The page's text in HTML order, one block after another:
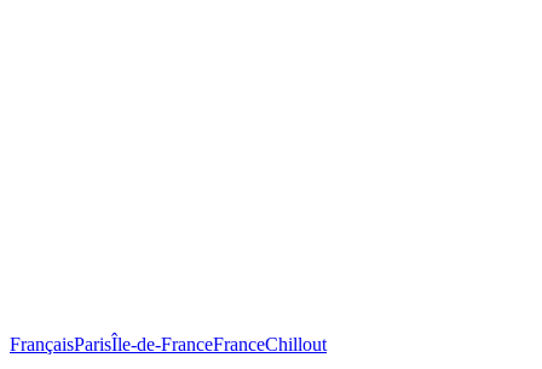
FrançaisParisÎle-de-FranceFranceChillout